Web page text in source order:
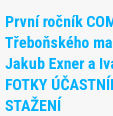
První ročník
Třeboňského
Jakub Exner a
FOTKY
STAŽENÍ